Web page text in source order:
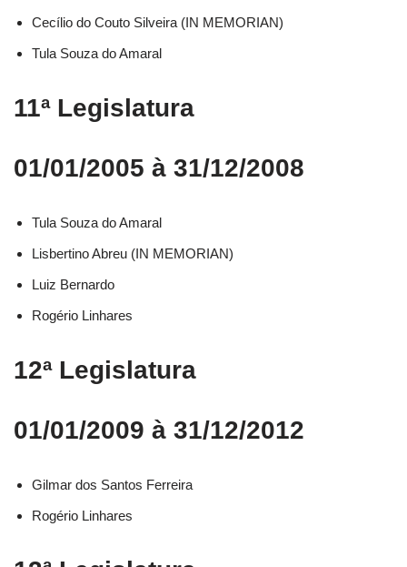
Cecílio do Couto Silveira (IN MEMORIAN)
Tula Souza do Amaral
11ª Legislatura
01/01/2005 à 31/12/2008
Tula Souza do Amaral
Lisbertino Abreu (IN MEMORIAN)
Luiz Bernardo
Rogério Linhares
12ª Legislatura
01/01/2009 à 31/12/2012
Gilmar dos Santos Ferreira
Rogério Linhares